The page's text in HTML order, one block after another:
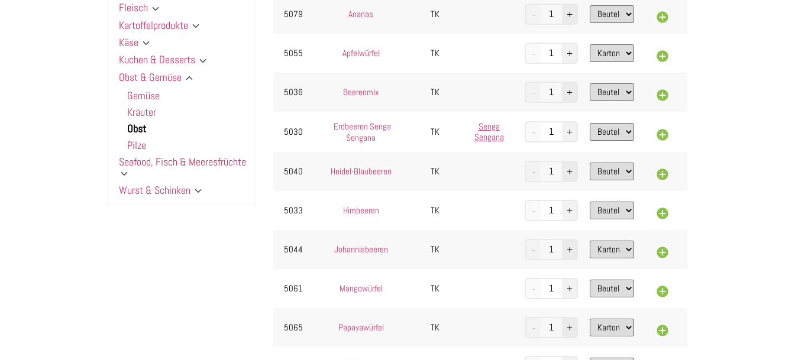
Fleisch
Kartoffelprodukte
Käse
Kuchen & Desserts
Obst & Gemüse
Gemüse
Kräuter
Obst
Pilze
Seafood, Fisch & Meeresfrüchte
Wurst & Schinken
5079 Ananas TK
5055 Apfelwürfel TK
5036 Beerenmix TK
5030
Erdbeeren Senga
Sengana
TK
Senga
Sengana
5040 Heidel-Blaubeeren TK
5033 Himbeeren TK
5044 Johannisbeeren TK
5061 Mangowürfel TK
5065 Papayawürfel TK